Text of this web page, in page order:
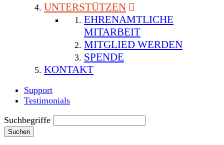
UNTERSTÜTZEN
EHRENAMTLICHE
MITARBEIT
MITGLIED WERDEN
SPENDE
KONTAKT
Support
Testimonials
Suchbegriffe
Suchen